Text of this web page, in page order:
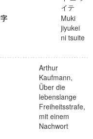
イテ
Muki
jiyukei
ni tsuite
Arthur
Kaufmann,
Über die
lebenslange
Freiheitsstrafe,
mit einem
Nachwort